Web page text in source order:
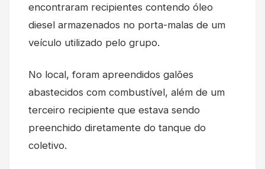
encontraram recipientes contendo óleo
diesel armazenados no porta-malas de um
veículo utilizado pelo grupo.
No local, foram apreendidos galões
abastecidos com combustível, além de um
terceiro recipiente que estava sendo
preenchido diretamente do tanque do
coletivo.